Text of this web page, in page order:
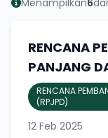
RENCANA
PANJANG
RENCANA
(RPJPD)
12 Feb 2025